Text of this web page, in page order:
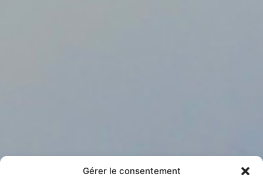
Gérer le consentement